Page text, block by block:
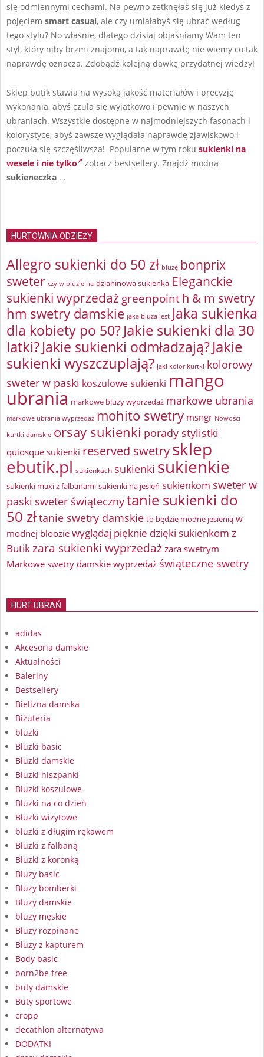
się odmiennymi cechami. Na pewno zetknęłaś się już kiedyś z
pojęciem smart casual, ale czy umiałabyś się ubrać według
tego stylu? No właśnie, dlatego dzisiaj objaśniamy Wam ten
styl, który niby brzmi znajomo, a tak naprawdę nie wiemy co tak
naprawdę oznacza. Zdobądź kolejną dawkę przydatnej wiedzy!
Sklep butik stawia na wysoką jakość materiałów i precyzję
wykonania, abyś czuła się wyjątkowo i pewnie w naszych
ubraniach. Wszystkie dostępne w najmodniejszych fasonach i
kolorystyce, abyś zawsze wyglądała naprawdę zjawiskowo i
poczuła się szczęśliwsza! Popularne w tym roku sukienki na
wesele i nie tylko
zobacz bestsellery. Znajdź modna
sukieneczka …
HURTOWNIA ODZIEŻY
Allegro sukienki do 50 zł bluzę bonprix
sweter czy w bluzie na dzianinowa sukienka Eleganckie
sukienki wyprzedaż greenpointh & m swetry
hm swetry damskie jaka bluza jest Jaka sukienka
dla kobiety po 50?Jakie sukienki dla 30
latki?Jakie sukienki odmładzają?Jakie
sukienki wyszczuplają? jaki kolor kurtki kolorowy
sweter w paski koszulowe sukienki mango
ubrania markowe bluzy wyprzedaż markowe ubrania
markowe ubrania wyprzedaż mohito swetry msngr Nowości
kurtki damskie orsay sukienki porady stylistki
quiosque sukienki reserved swetrysklep
ebutik.pl sukienkach sukienki sukienkie
sukienki maxi z falbanami sukienki na jesień sukienkom sweter w
paski sweter świątecznytanie sukienki do
50 złtanie swetry damskie to będzie modne jesienią w
modnej bloozie wyglądaj pięknie dzięki sukienkom z
Butikzara sukienki wyprzedażzara swetrym
Markowe swetry damskie wyprzedaż świąteczne swetry
HURT UBRAŃ
adidas
Akcesoria damskie
Aktualności
Baleriny
Bestsellery
Bielizna damska
Biżuteria
bluzki
Bluzki basic
Bluzki damskie
Bluzki hiszpanki
Bluzki koszulowe
Bluzki na co dzień
Bluzki wizytowe
bluzki z długim rękawem
Bluzki z falbaną
Bluzki z koronką
Bluzy basic
Bluzy bomberki
Bluzy damskie
bluzy męskie
Bluzy rozpinane
Bluzy z kapturem
Body basic
born2be free
buty damskie
Buty sportowe
cropp
decathlon alternatywa
DODATKI